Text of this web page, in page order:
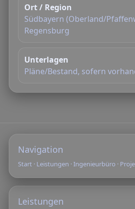
Ort / Region
Südbayern (Oberland/
Regensburg
Unterlagen
Pläne/Bestand, sofern
Navigation
Start · Leistungen ·Ingenieurbüro ·
Leistungen